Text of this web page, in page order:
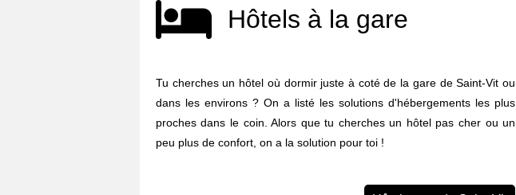
Hôtels à la gare
Tu cherches un hôtel où dormir juste à coté de la gare de Saint-Vit ou
dans les environs ? On a listé les solutions d'hébergements les plus
proches dans le coin. Alors que tu cherches un hôtel pas cher ou un
peu plus de confort, on a la solution pour toi !